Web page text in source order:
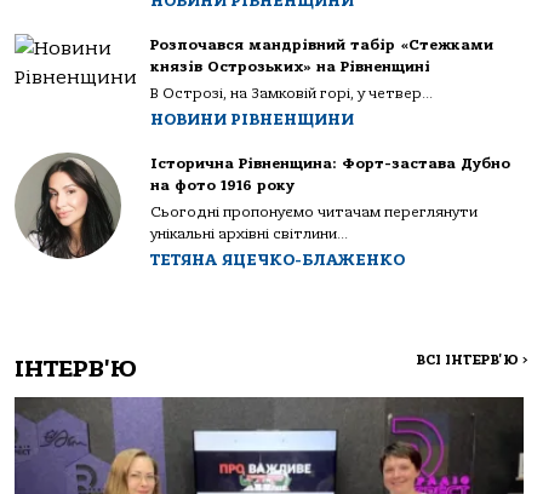
Розпочався мандрівний табір «Стежками
князів Острозьких» на Рівненщині
В Острозі, на Замковій горі, у четвер...
НОВИНИ РІВНЕНЩИНИ
Історична Рівненщина: Форт-застава Дубно
на фото 1916 року
Сьогодні пропонуємо читачам переглянути
унікальні архівні світлини...
ТЕТЯНА ЯЦЕЧКО-БЛАЖЕНКО
ІНТЕРВ'Ю ВСІ ІНТЕРВ'Ю >